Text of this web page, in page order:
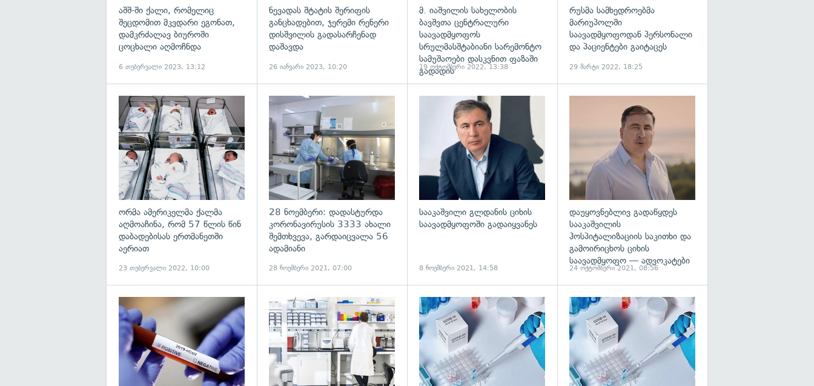
აშშ-ში ქალი, რომელიც
შეცდომით მკვდარი ეგონათ,
დამკრძალავ ბიუროში
ცოცხალი აღმოჩნდა
6 თებერვალი 2023, 13:12
ნევადას შტატის შერიფის
განცხადებით, ჯერემი რენერი
დისშვილის გადასარჩენად
დაშავდა
26 იანვარი 2023, 10:20
მ. იაშვილის სახელობის
ბავშვთა ცენტრალური
საავადმყოფოს
სრულმასშტაბიანი სარემონტო
სამუშაოები დასკვნით ფაზაში
გადადის
19 ოქტომბერი 2022, 13:38
რუსმა სამხედროებმა
მარიუპოლში
საავადმყოფოდან პერსონალი
და პაციენტები გაიტაცეს
29 მარტი 2022, 18:25
გადახედვა
ორმა ამერიკელმა ქალმა
აღმოაჩინა, რომ 57 წლის წინ
დაბადებისას ერთმანეთში
აერიათ
23 თებერვალი 2022, 10:00
28 ნოემბერი: დადასტურდა
კორონავირუსის 3333 ახალი
შემთხვევა, გარდაიცვალა 56
ადამიანი
28 ნოემბერი 2021, 07:00
სააკაშვილი გლდანის ციხის
საავადმყოფოში გადაიყვანეს
8 ნოემბერი 2021, 14:58
დაუყოვნებლივ გადაწყდეს
სააკაშვილის
ჰოსპიტალიზაციის საკითხი და
გამოირიცხოს ციხის
საავადმყოფო — ადვოკატები
24 ოქტომბერი 2021, 08:56
გადახედვა გადახედვა გადახედვა